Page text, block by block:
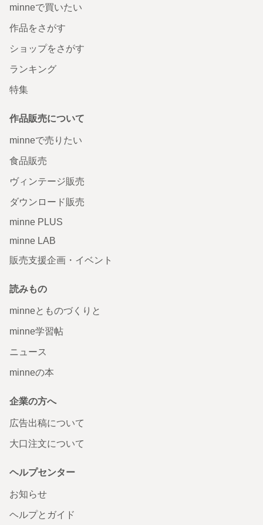
minneで買いたい
作品をさがす
ショップをさがす
ランキング
特集
作品販売について
minneで売りたい
食品販売
ヴィンテージ販売
ダウンロード販売
minne PLUS
minne LAB
販売支援企画・イベント
読みもの
minneとものづくりと
minne学習帖
ニュース
minneの本
企業の方へ
広告出稿について
大口注文について
ヘルプセンター
お知らせ
ヘルプとガイド